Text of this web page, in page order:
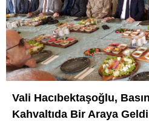
Vali Hacıbektaşoğlu,
Kahvaltıda Bir Araya Geldi